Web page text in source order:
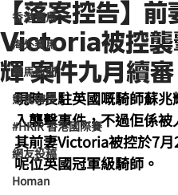
香港賽馬
海外賽馬
賽馬新聞
競馬磚提
#HKIR 香港國際賽
網友投稿
Homan
【落案控告】前
Victoria被控襲
輝 案件九月續審
現時長駐英國嘅騎師蘇兆
入襲擊事件，不過佢係被
其前妻Victoria被控於7
呢位英國冠軍級騎師。